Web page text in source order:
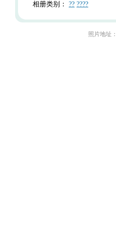
相册类别： ?? ????
照片地址：